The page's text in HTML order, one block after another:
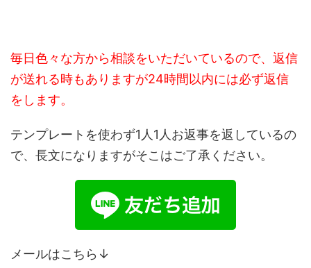
毎日色々な方から相談をいただいているので、返信
が送れる時もありますが24時間以内には必ず返信
をします。
テンプレートを使わず1人1人お返事を返しているの
で、長文になりますがそこはご了承ください。
メールはこちら↓